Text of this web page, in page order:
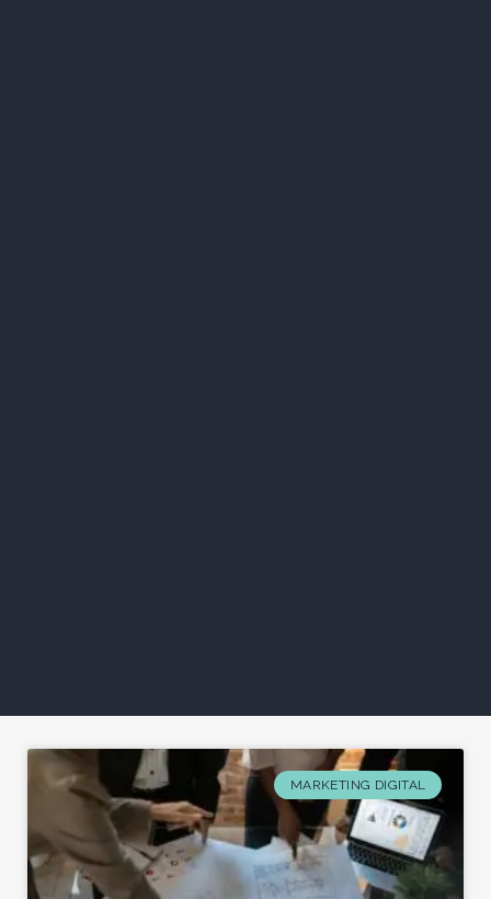
MARKETING DIGITAL